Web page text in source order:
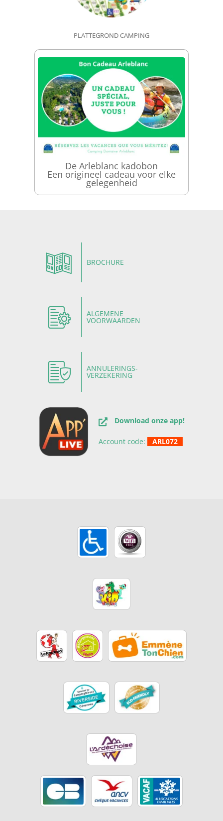
PLATTEGROND CAMPING
De Arleblanc kadobon
Een origineel cadeau voor elke
gelegenheid
BROCHURE
ALGEMENE
VOORWAARDEN
ANNULERINGS-
VERZEKERING
Download onze app!
Account code: ARL072